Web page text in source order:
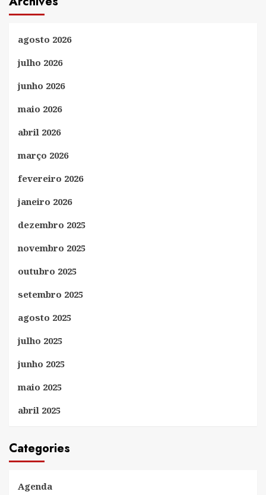
agosto 2026
julho 2026
junho 2026
maio 2026
abril 2026
março 2026
fevereiro 2026
janeiro 2026
dezembro 2025
novembro 2025
outubro 2025
setembro 2025
agosto 2025
julho 2025
junho 2025
maio 2025
abril 2025
Categories
Agenda